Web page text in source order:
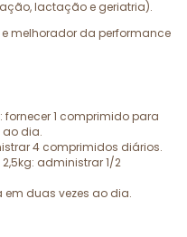
lactação e geriatria).
melhorador da performance
fornecer 1 comprimido para
ao dia.
4 comprimidos diários.
administrar 1/2
duas vezes ao dia.